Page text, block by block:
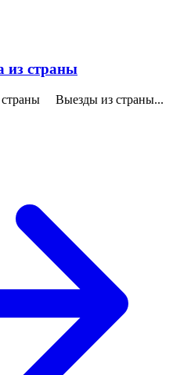
из страны
Выезды из страны...